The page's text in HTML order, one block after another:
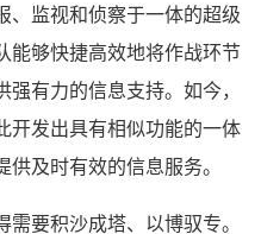
、监视和侦察于一体的超级
能够快捷高效地将作战环节
有力的信息支持。如今，
开发出具有相似功能的一体
及时有效的信息服务。
要积沙成塔、以博驭专。